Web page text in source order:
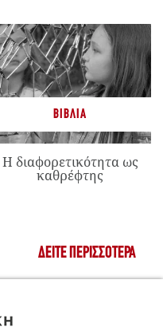
ΒΙΒΛΊΑ
Η διαφορετικότητα ως
καθρέφτης
ΔΕΊΤΕ ΠΕΡΙΣΣΌΤΕΡΑ